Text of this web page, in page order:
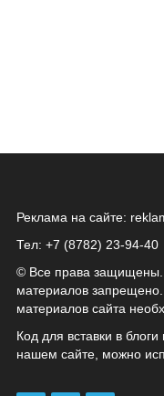
Реклама на сайте:
Тел: +7 (8782) 23‑94‑40
© Все права защищены.
материалов
материалов сайта
Код для вставки в
нашем сайте, можно